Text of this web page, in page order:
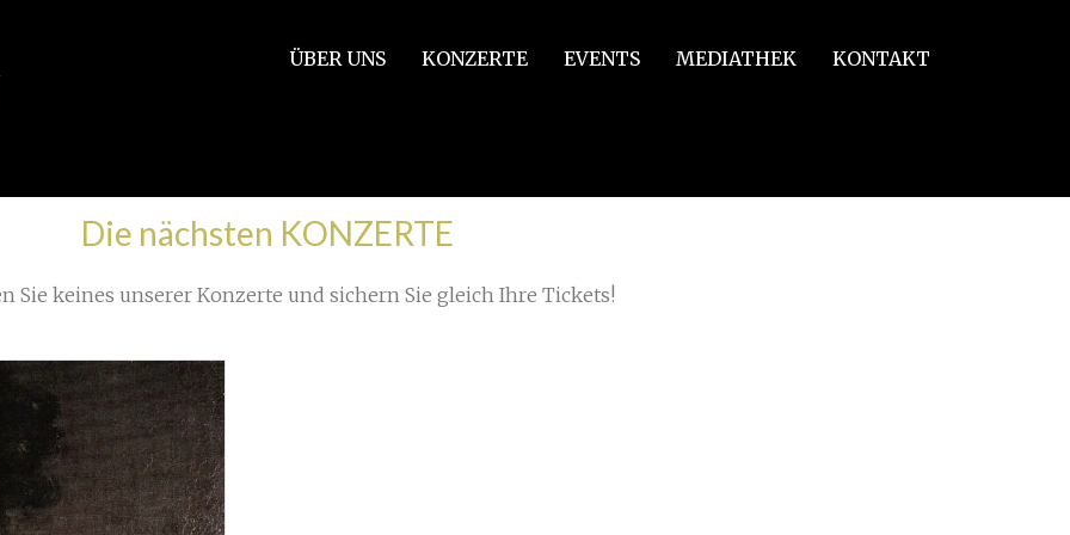
ÜBER UNS KONZERTE EVENTS MEDIATHEK KONTAKT
Die nächsten KONZERTE
Sie keines unserer Konzerte und sichern Sie gleich Ihre Tickets!